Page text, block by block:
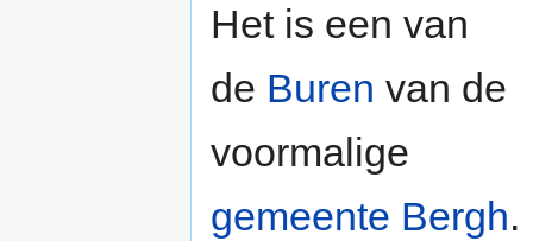
Het is een van
de Buren van de
voormalige
gemeente Bergh.